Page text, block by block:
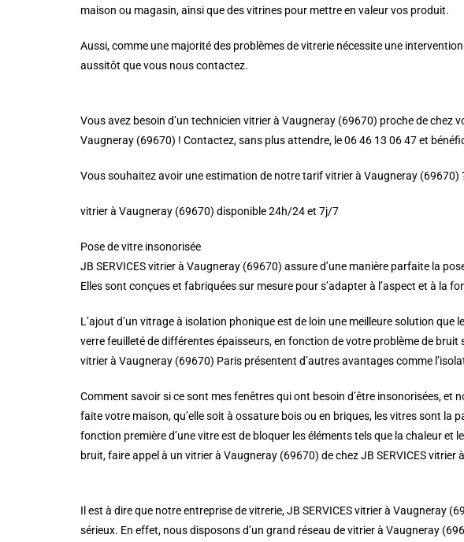
maison ou magasin, ainsi que des vitrines pour mettre en valeur vos produit.
Aussi, comme une majorité des problèmes de vitrerie nécessite une
aussitôt que vous nous contactez.
Vous avez besoin d’un technicien vitrier à Vaugneray (69670) proche de chez
Vaugneray (69670) ! Contactez, sans plus attendre, le 06 46 13 06 47 et
Vous souhaitez avoir une estimation de notre tarif vitrier à Vaugneray
vitrier à Vaugneray (69670) disponible 24h/24 et 7j/7
Pose de vitre insonorisée
JB SERVICES vitrier à Vaugneray (69670) assure d’une manière parfaite la
Elles sont conçues et fabriquées sur mesure pour s’adapter à l’aspect et à
L’ajout d’un vitrage à isolation phonique est de loin une meilleure solution
verre feuilleté de différentes épaisseurs, en fonction de votre problème de
vitrier à Vaugneray (69670) Paris présentent d’autres avantages comme
Comment savoir si ce sont mes fenêtres qui ont besoin d’être insonorisées,
faite votre maison, qu’elle soit à ossature bois ou en briques, les vitres sont la
fonction première d’une vitre est de bloquer les éléments tels que la chaleur
bruit, faire appel à un vitrier à Vaugneray (69670) de chez JB SERVICES
Il est à dire que notre entreprise de vitrerie, JB SERVICES vitrier à Vaugneray
sérieux. En effet, nous disposons d’un grand réseau de vitrier à Vaugneray